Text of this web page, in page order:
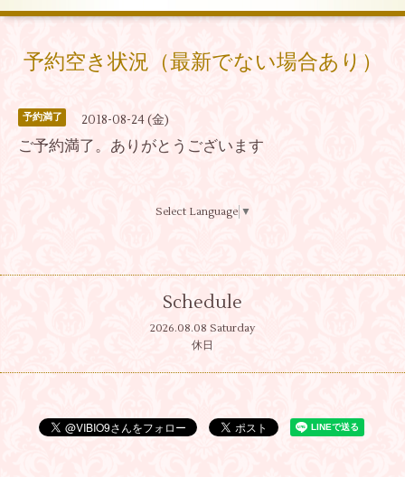
予約空き状況（最新でない場合あり）
予約満了 2018-08-24 (金)
ご予約満了。ありがとうございます
Select Language ▼
Schedule
2026.08.08 Saturday
休日